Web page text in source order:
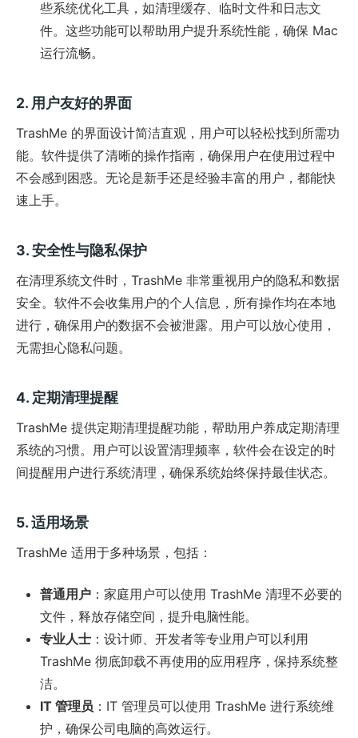
些系统优化工具，如清理缓存、临时文件和日志文
件。这些功能可以帮助用户提升系统性能，确保 Mac
运行流畅。
2. 用户友好的界面
TrashMe 的界面设计简洁直观，用户可以轻松找到所需功
能。软件提供了清晰的操作指南，确保用户在使用过程中
不会感到困惑。无论是新手还是经验丰富的用户，都能快
速上手。
3. 安全性与隐私保护
在清理系统文件时，TrashMe 非常重视用户的隐私和数据
安全。软件不会收集用户的个人信息，所有操作均在本地
进行，确保用户的数据不会被泄露。用户可以放心使用，
无需担心隐私问题。
4. 定期清理提醒
TrashMe 提供定期清理提醒功能，帮助用户养成定期清理
系统的习惯。用户可以设置清理频率，软件会在设定的时
间提醒用户进行系统清理，确保系统始终保持最佳状态。
5. 适用场景
TrashMe 适用于多种场景，包括：
普通用户 ：家庭用户可以使用 TrashMe 清理不必要的
文件，释放存储空间，提升电脑性能。
专业人士 ：设计师、开发者等专业用户可以利用
TrashMe 彻底卸载不再使用的应用程序，保持系统整
洁。
IT 管理员 ：IT 管理员可以使用 TrashMe 进行系统维
护，确保公司电脑的高效运行。